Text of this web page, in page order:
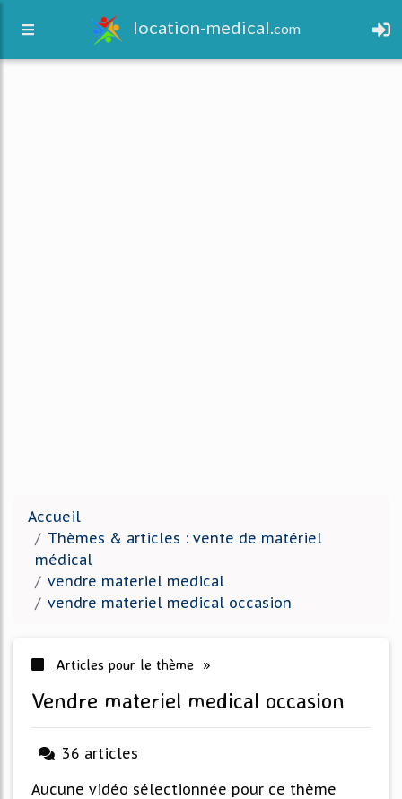
location-medical.com
Accueil
Thèmes & articles : vente de matériel
médical
vendre materiel medical
vendre materiel medical occasion
Articles pour le thème »
vendre materiel medical occasion
36 articles
Aucune vidéo sélectionnée pour ce thème